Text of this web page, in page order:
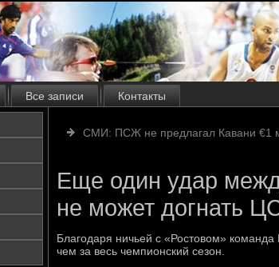
Все записи Контакты
СМИ: ПСЖ не предлагал Кавани €1
Еще один удар
не может догнать
Благодаря ничьей с «Ростовом»
чем за весь чемпионский сезон.